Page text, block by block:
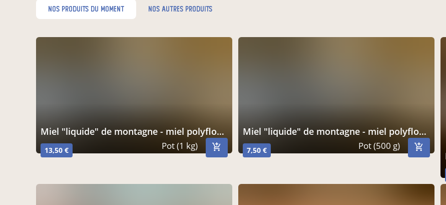
nos produits du moment nos autres produits
miel "liquide" de montagne - miel polyfloral - 1kg
13,50 € Pot (1 kg)
miel "liquide" de montagne - miel polyfloral - 500g
7,50 € Pot (500 g)